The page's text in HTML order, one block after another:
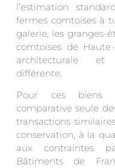
l’estimation
fermes comtoises à
galerie, les granges-
comtoises de
architecturale et
différente.
Pour ces biens
comparative seule
transactions
conservation, à la
aux contraintes
Bâtiments de